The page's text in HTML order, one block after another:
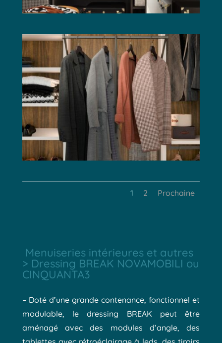
1 2 Prochaine
Menuiseries intérieures et autres
> Dressing BREAK NOVAMOBILI ou
CINQUANTA3
– Doté d’une grande contenance, fonctionnel et
modulable, le dressing BREAK peut être
aménagé avec des modules d’angle, des